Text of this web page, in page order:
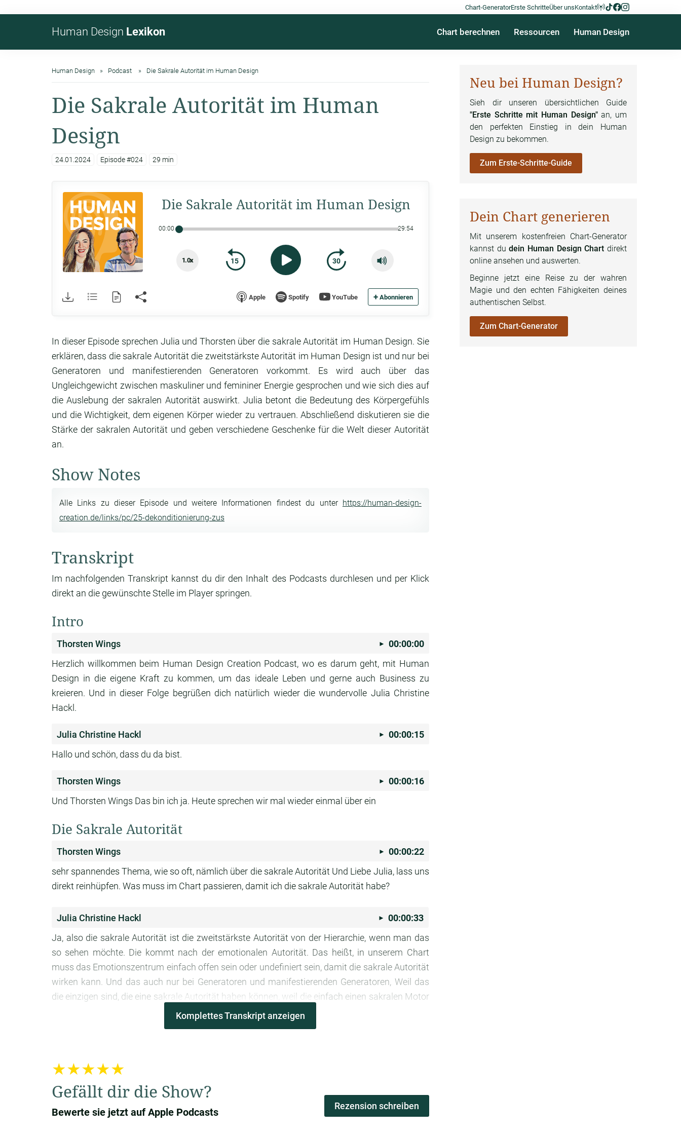
Chart-GeneratorErste SchritteÜber unsKontakt
Human Design Lexikon Chart berechnen Ressourcen Human Design
Human Design Podcast Die Sakrale Autorität im Human Design
Die Sakrale Autorität im Human
Design
24.01.2024 Episode #024 29 min
Die Sakrale Autorität im Human Design
00:00 29:54
1.0x 15 30
Apple Spotify YouTube + Abonnieren
In dieser Episode sprechen Julia und Thorsten über die sakrale Autorität im Human Design. Sie
erklären, dass die sakrale Autorität die zweitstärkste Autorität im Human Design ist und nur bei
Generatoren und manifestierenden Generatoren vorkommt. Es wird auch über das
Ungleichgewicht zwischen maskuliner und femininer Energie gesprochen und wie sich dies auf
die Auslebung der sakralen Autorität auswirkt. Julia betont die Bedeutung des Körpergefühls
und die Wichtigkeit, dem eigenen Körper wieder zu vertrauen. Abschließend diskutieren sie die
Stärke der sakralen Autorität und geben verschiedene Geschenke für die Welt dieser Autorität
an.
Show Notes
Alle Links zu dieser Episode und weitere Informationen findest du unter https://human-design-
creation.de/links/pc/25-dekonditionierung-zus
Transkript
Im nachfolgenden Transkript kannst du dir den Inhalt des Podcasts durchlesen und per Klick
direkt an die gewünschte Stelle im Player springen.
Intro
Thorsten Wings
00:00:00
Herzlich willkommen beim Human Design Creation Podcast, wo es darum geht, mit Human
Design in die eigene Kraft zu kommen, um das ideale Leben und gerne auch Business zu
kreieren. Und in dieser Folge begrüßen dich natürlich wieder die wundervolle Julia Christine
Hackl.
Julia Christine Hackl
00:00:15
Hallo und schön, dass du da bist.
Thorsten Wings
00:00:16
Und Thorsten Wings Das bin ich ja. Heute sprechen wir mal wieder einmal über ein
Die Sakrale Autorität
Thorsten Wings
00:00:22
sehr spannendes Thema, wie so oft, nämlich über die sakrale Autorität Und Liebe Julia, lass uns
direkt reinhüpfen. Was muss im Chart passieren, damit ich die sakrale Autorität habe?
Julia Christine Hackl
00:00:33
Ja, also die sakrale Autorität ist die zweitstärkste Autorität von der Hierarchie, wenn man das
so sehen möchte. Die kommt nach der emotionalen Autorität. Das heißt, in unserem Chart
muss das Emotionszentrum einfach offen sein oder undefiniert sein, damit die sakrale Autorität
wirken kann. Und das auch nur bei Generatoren und manifestierenden Generatoren, Weil das
die einzigen sind, die eine sakrale Autorität haben können, weil die einfach einen sakralen Motor
funktioniert die sakrale
Funktionsweise der sakralen Autorität
Komplettes Transkript anzeigen
★★★★★
Gefällt dir die Show?
Bewerte sie jetzt auf Apple Podcasts
Rezension schreiben
Neu bei Human Design?
Sieh dir unseren übersichtlichen Guide
"Erste Schritte mit Human Design"an, um
den perfekten Einstieg in dein Human
Design zu bekommen.
Zum Erste-Schritte-Guide
Dein Chart generieren
Mit unserem kostenfreien Chart-Generator
kannst dudein Human Design Chart direkt
online ansehen und auswerten.
Beginne jetzt eine Reise zu der wahren
Magie und den echten Fähigkeiten deines
authentischen Selbst.
Zum Chart-Generator